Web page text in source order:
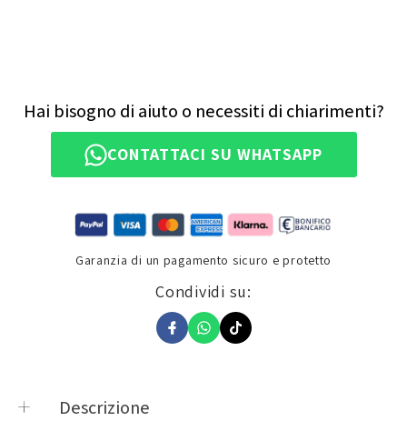
Hai bisogno di aiuto o necessiti di chiarimenti?
CONTATTACI SU WHATSAPP
Garanzia di un pagamento sicuro e protetto
Condividi su:
Descrizione